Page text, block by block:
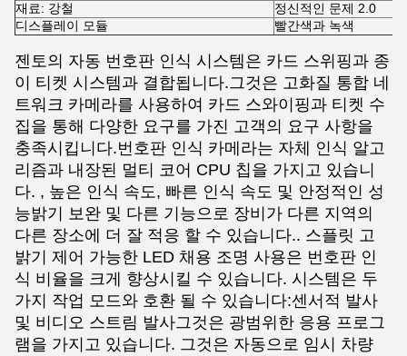
재료: 강철
정신적인 문제 2.0
디스플레이 모듈
빨간색과 녹색
젠토의 자동 번호판 인식 시스템은 카드 스위핑과 종
이 티켓 시스템과 결합됩니다.그것은 고화질 통합 네
트워크 카메라를 사용하여 카드 스와이핑과 티켓 수
집을 통해 다양한 요구를 가진 고객의 요구 사항을
충족시킵니다.번호판 인식 카메라는 자체 인식 알고
리즘과 내장된 멀티 코어 CPU 칩을 가지고 있습니
다. , 높은 인식 속도, 빠른 인식 속도 및 안정적인 성
능밝기 보완 및 다른 기능으로 장비가 다른 지역의
다른 장소에 더 잘 적응 할 수 있습니다.. 스플릿 고
밝기 제어 가능한 LED 채용 조명 사용은 번호판 인
식 비율을 크게 향상시킬 수 있습니다. 시스템은 두
가지 작업 모드와 호환 될 수 있습니다:센서적 발사
및 비디오 스트림 발사그것은 광범위한 응용 프로그
램을 가지고 있습니다. 그것은 자동으로 임시 차량